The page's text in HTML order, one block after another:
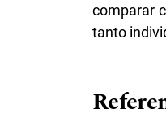
comparar
tanto